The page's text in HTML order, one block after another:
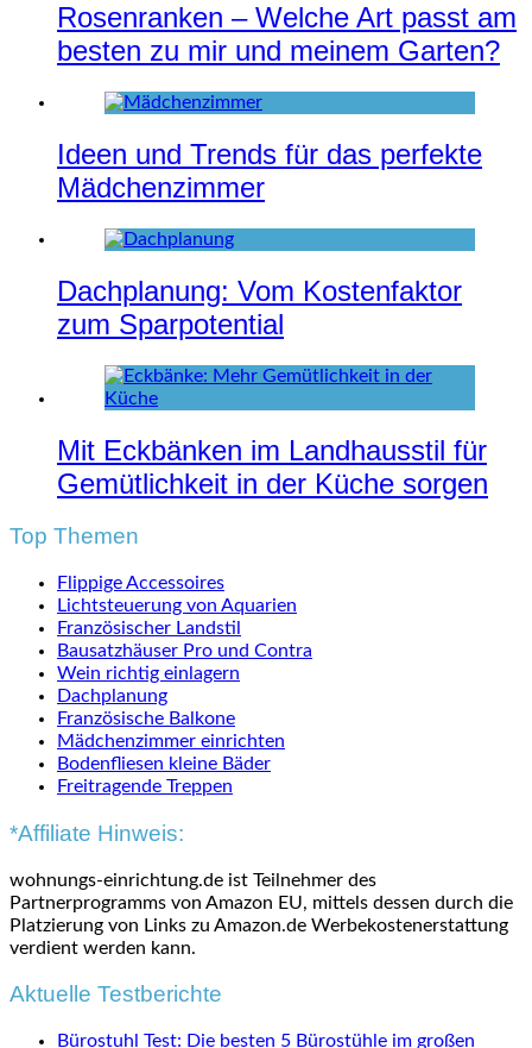
Rosenranken – Welche Art passt am
besten zu mir und meinem Garten?
Ideen und Trends für das perfekte
Mädchenzimmer
Dachplanung: Vom Kostenfaktor
zum Sparpotential
Mit Eckbänken im Landhausstil für
Gemütlichkeit in der Küche sorgen
Top Themen
Flippige Accessoires
Lichtsteuerung von Aquarien
Französischer Landstil
Bausatzhäuser Pro und Contra
Wein richtig einlagern
Dachplanung
Französische Balkone
Mädchenzimmer einrichten
Bodenfliesen kleine Bäder
Freitragende Treppen
*Affiliate Hinweis:
wohnungs-einrichtung.de ist Teilnehmer des
Partnerprogramms von Amazon EU, mittels dessen durch die
Platzierung von Links zu Amazon.de Werbekostenerstattung
verdient werden kann.
Aktuelle Testberichte
Bürostuhl Test: Die besten 5 Bürostühle im großen